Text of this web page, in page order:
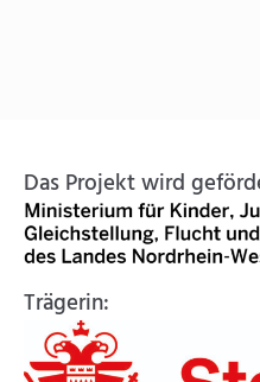
Das Projekt wird
Trägerin: